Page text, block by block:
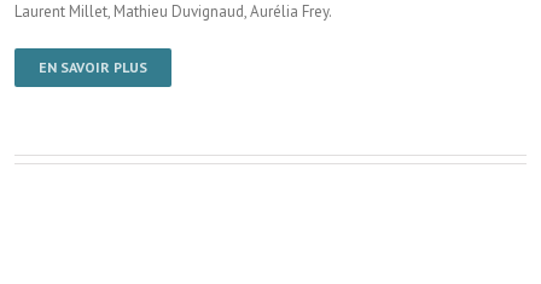
Laurent Millet, Mathieu Duvignaud, Aurélia Frey.
EN SAVOIR PLUS